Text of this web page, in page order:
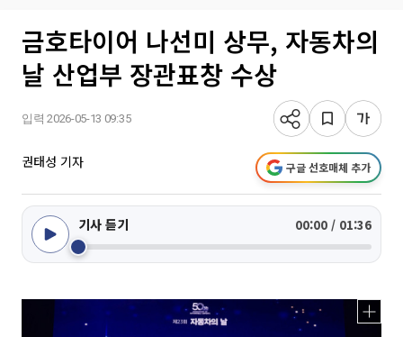
금호타이어 나선미 상무, 자동차의
날 산업부 장관표창 수상
입력 2026-05-13 09:35
권태성 기자 구글 선호매체 추가
기사 듣기 00:00 / 01:36